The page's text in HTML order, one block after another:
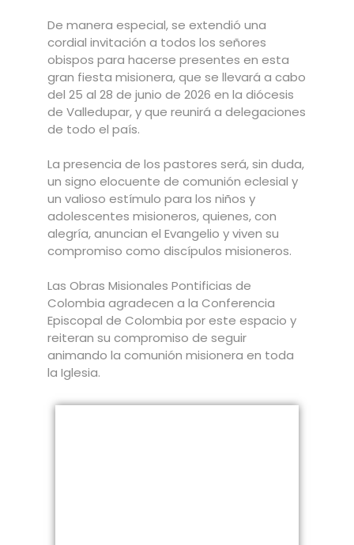
De manera especial, se extendió una
cordial invitación a todos los señores
obispos para hacerse presentes en esta
gran fiesta misionera, que se llevará a cabo
del 25 al 28 de junio de 2026 en la diócesis
de Valledupar, y que reunirá a delegaciones
de todo el país.
La presencia de los pastores será, sin duda,
un signo elocuente de comunión eclesial y
un valioso estímulo para los niños y
adolescentes misioneros, quienes, con
alegría, anuncian el Evangelio y viven su
compromiso como discípulos misioneros.
Las Obras Misionales Pontificias de
Colombia agradecen a la Conferencia
Episcopal de Colombia por este espacio y
reiteran su compromiso de seguir
animando la comunión misionera en toda
la Iglesia.